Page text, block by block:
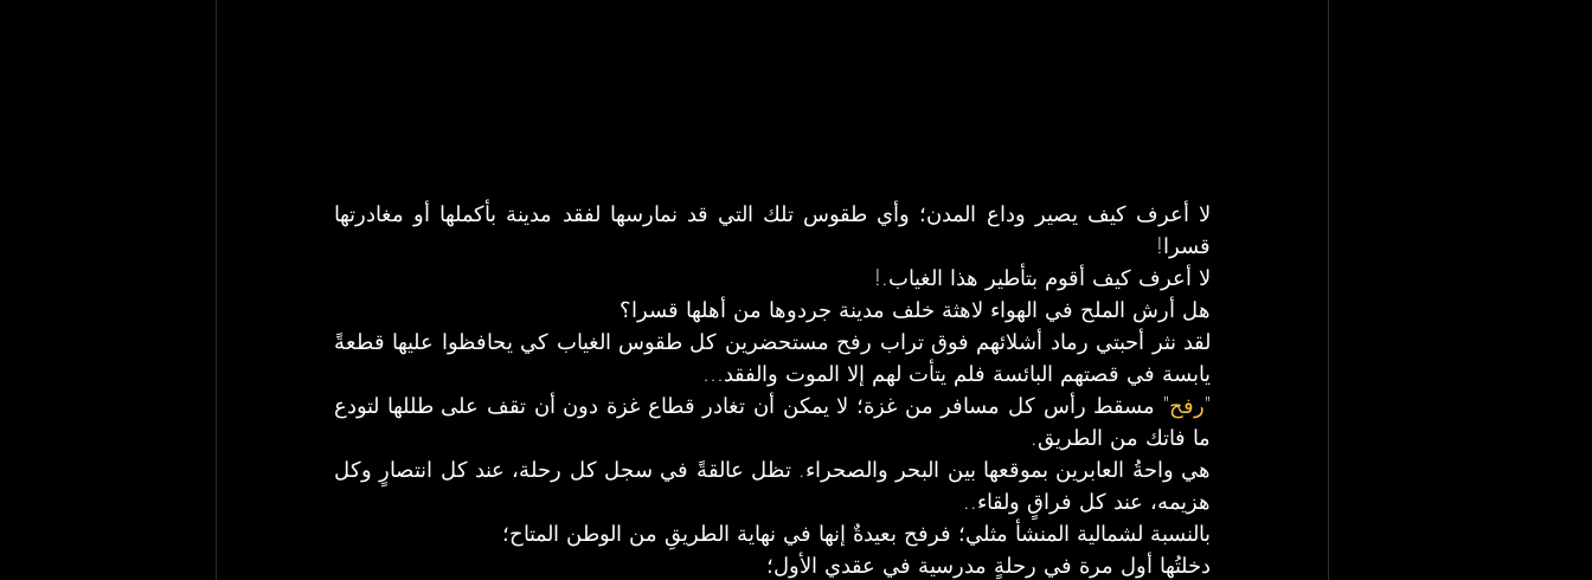
قسرا!
لا أعرف كيف أقوم بتأطير هذا الغياب.!
هل أرش الملح في الهواء لاهثة خلف مدينة جردوها من أهلها قسرا؟
يابسة في قصتهم البائسة فلم يتأت لهم إلا الموت والفقد…
"رفح
ما فاتك من الطريق.
هزيمه، عند كل فراقٍ ولقاء..
بالنسبة لشمالية المنشأ مثلي؛ فرفح بعيدةٌ إنها في نهاية الطريقِ من الوطن المتاح؛
دخلتُها أول مرة في رحلةٍ مدرسية في عقدي الأول؛